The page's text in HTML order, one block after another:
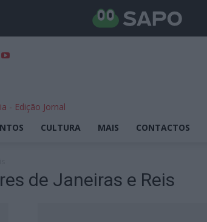
CULTURA MAIS CONTACTOS
de Janeiras e Reis